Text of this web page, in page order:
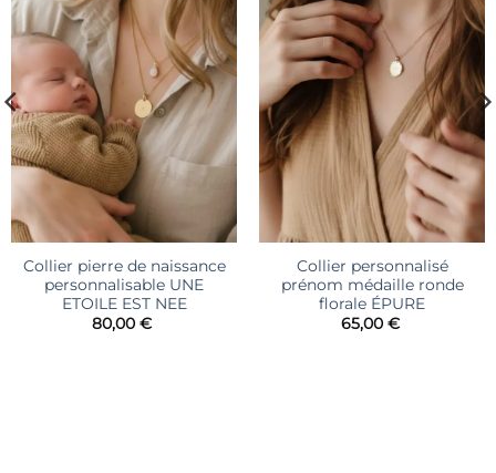
Collier pierre de naissance
personnalisable UNE
ETOILE EST NEE
80,00 €
Collier personnalisé
prénom médaille ronde
florale ÉPURE
65,00 €